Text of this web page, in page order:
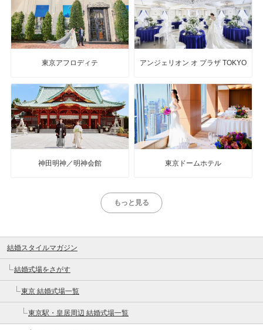
東京アフロディテ アンジェリオン オ プラザ TOKYO
神田明神／明神会館 東京ドームホテル
もっと見る
結婚スタイルマガジン
結婚式場をさがす
東京 結婚式場一覧
東京駅・皇居周辺 結婚式場一覧